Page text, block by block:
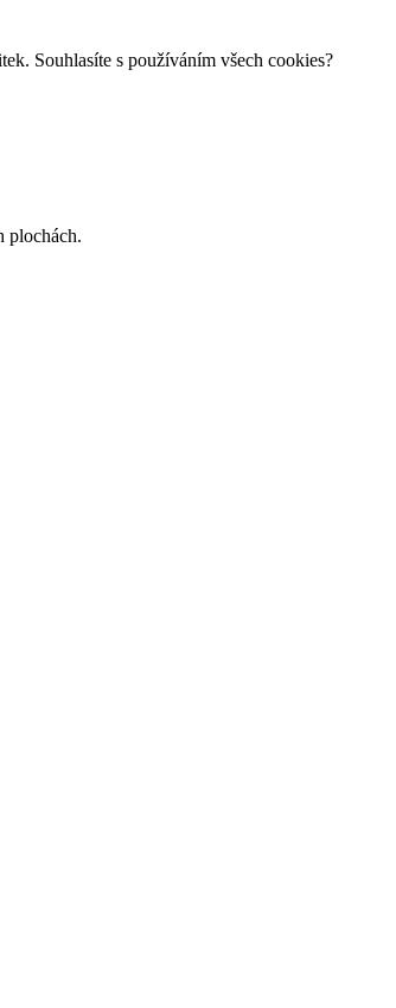
Souhlasíte s používáním všech cookies?
plochách.